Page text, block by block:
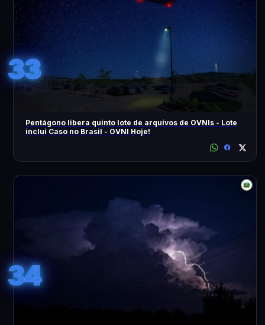
33
Pentágono libera quinto lote de arquivos de OVNIs - Lote
inclui Caso no Brasil - OVNI Hoje!
34